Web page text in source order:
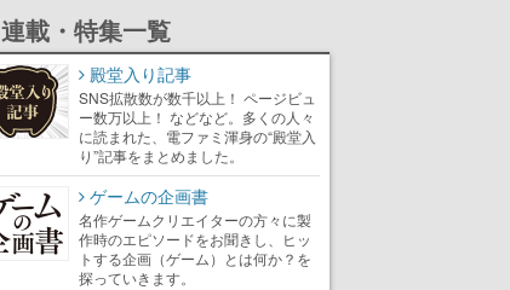
連載・特集一覧
殿堂入り記事
SNS拡散数が数千以上！ ページビュ
ー数万以上！ などなど。多くの人々
に読まれた、電ファミ渾身の“殿堂入
り”記事をまとめました。
ゲームの企画書
名作ゲームクリエイターの方々に製
作時のエピソードをお聞きし、ヒッ
トする企画（ゲーム）とは何か？を
探っていきます。